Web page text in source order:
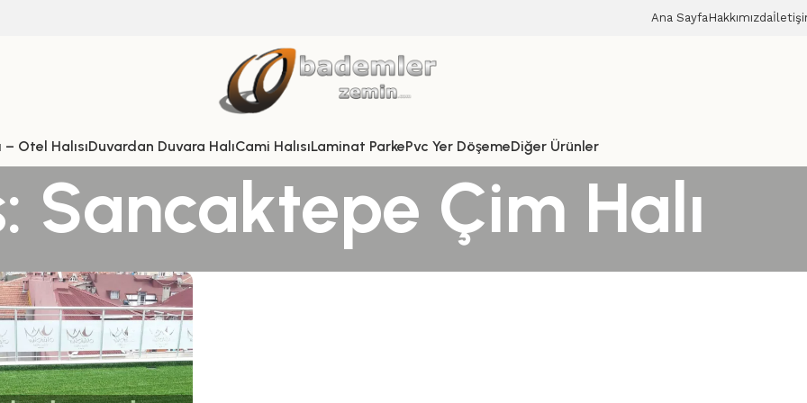
Ana SayfaHakkımızda
Otel HalısıDuvardan Duvara HalıCami HalısıLaminat ParkePvc Yer DöşemeDiğer Ürünler
Sancaktepe Çim Halı